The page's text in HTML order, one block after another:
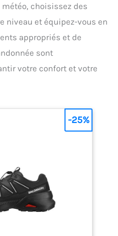
choisissez des
niveau et équipez-vous en
appropriés et de
sont
votre confort et votre
-25%